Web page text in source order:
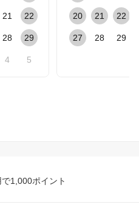
21 22
28 29
4 5
20 21 22
27 28 29
1,000ポイント